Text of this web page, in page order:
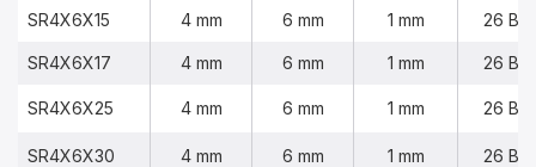
SR4X6X15 4 mm 6 mm 1 mm 26
SR4X6X17 4 mm 6 mm 1 mm 26
SR4X6X25 4 mm 6 mm 1 mm 26
SR4X6X30 4 mm 6 mm 1 mm 26